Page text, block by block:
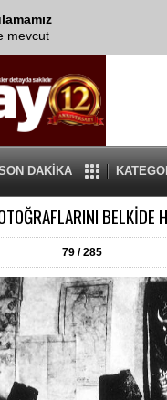
mevcut
DAKİKA
BELKİDE
79/ 285